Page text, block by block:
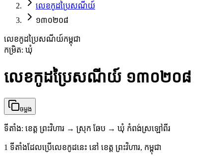
លេខកូដប្រៃសណីយ៍
១៣០២០៨
លេខកូដប្រៃសណីយ៍កម្ពុជា
កម្រិត: ឃុំ
លេខកូដប្រៃសណីយ៍ ១៣០២០៨
ចម្លង
ទីតាំង: ខេត្ត ព្រះវិហារ → ស្រុក ឆែប → ឃុំ កំពង់ស្រឡៅពីរ
1 ទីតាំងដែលប្រើលេខកូដនេះ នៅ ខេត្ត ព្រះវិហារ, កម្ពុជា